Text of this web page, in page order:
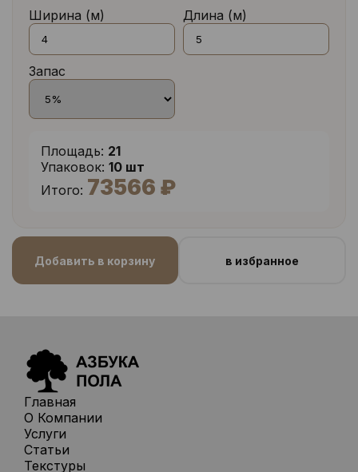
Ширина (м) Длина (м)
Запас
Площадь: 21
Упаковок: 10 шт
Итого: 73566 ₽
Добавить в корзину в избранное
Главная
О Компании
Услуги
Статьи
Текстуры